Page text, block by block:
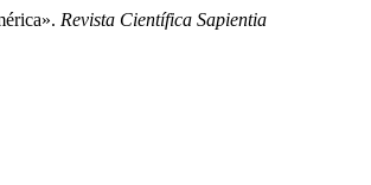
Revista Científica Sapientia